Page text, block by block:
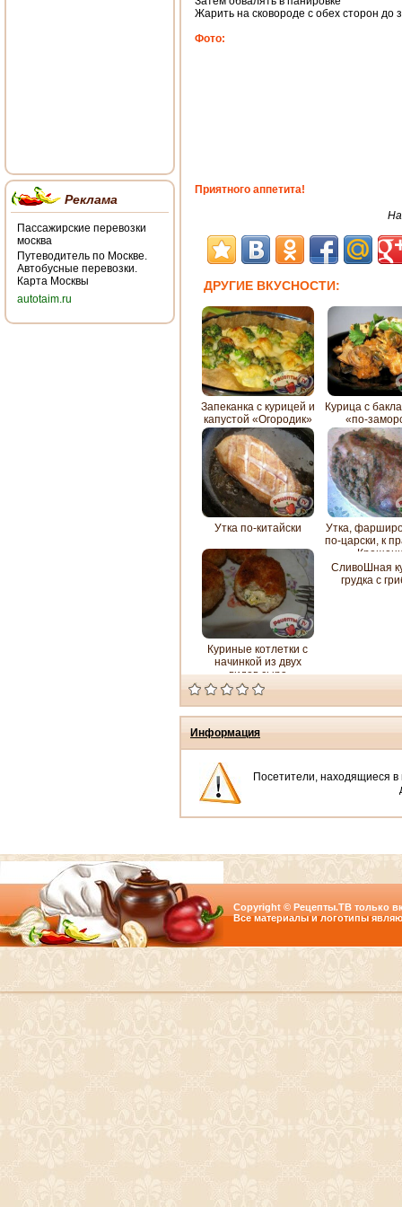
Жарить на сковороде с обех сторон до
Фото:
Приятного аппетита!
ДРУГИЕ ВКУСНОСТИ:
Запеканка с курицей и
капустой «Огородик»
Курица с
«по-
Утка по-китайски
Утка,
по-царски, к
Куриные котлетки с
начинкой из двух
видов сыра
СливоШная
грудка с
Информация
Посетители, находящиеся в
Реклама
Пассажирские перевозки
москва
Путеводитель по Москве.
Автобусные перевозки.
Карта Москвы
autotaim.ru
Copyright © Рецепты.ТВ только
Все материалы и логотипы